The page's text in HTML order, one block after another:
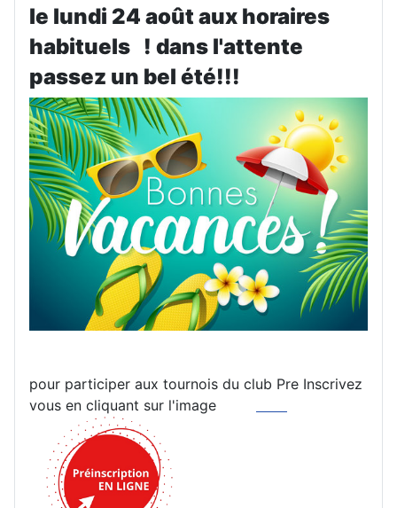
le lundi 24 août aux horaires
habituels ! dans l'attente
passez un bel été!!!
pour participer aux tournois du club Pre Inscrivez
vous en cliquant sur l'image